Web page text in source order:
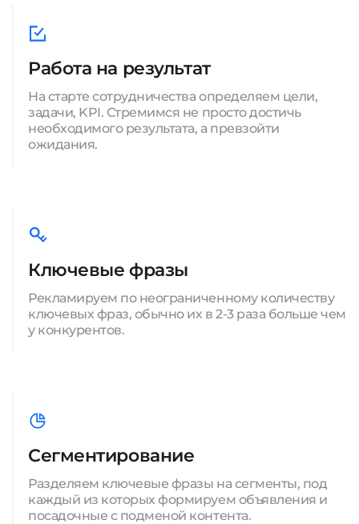
Работа на результат
На старте сотрудничества определяем цели,
задачи, KPI. Стремимся не просто достичь
необходимого результата, а превзойти
ожидания.
Ключевые фразы
Рекламируем по неограниченному количеству
ключевых фраз, обычно их в 2-3 раза больше чем
у конкурентов.
Сегментирование
Разделяем ключевые фразы на сегменты, под
каждый из которых формируем объявления и
посадочные с подменой контента.